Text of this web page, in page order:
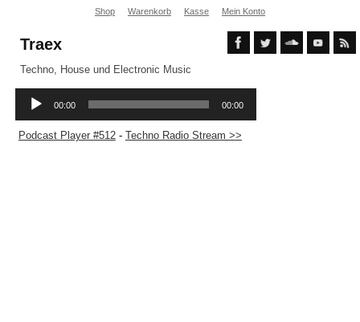
Shop Warenkorb Kasse Mein Konto
Traex
Techno, House und Electronic Music
Podcast Player #512- Techno Radio Stream >>